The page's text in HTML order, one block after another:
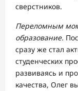
сверстников.
Переломным
образование.
сразу же стал
студенческих
развиваясь и
качества, Олег